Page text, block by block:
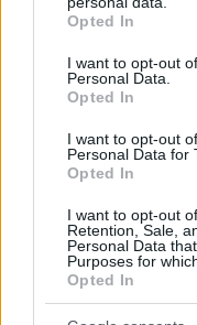
grant or deny consent
use your data for
consent section.
Opted In
I want to opt-out
Personal Data.
Opted In
I want to opt-out
Personal Data for
Opted In
I want to opt-out
Retention, Sale,
Personal Data
Purposes for
Opted In
λα Εσπριέγια, δείτε
Αποκαλύψεις
αποζημίωση σε
08.08.2026, 01:56
Ρωσία για το drone
αεροδρόμιο:
08.08.2026, 01:25
Ιδέες για πρωινό
θρεπτικές επιλογές
08.08.2026, 01:00
08.08.2026, 00:50